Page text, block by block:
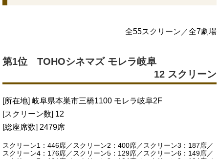
全55スクリーン／全7劇場
第1位 TOHOシネマズ モレラ岐阜
12 スクリーン
[所在地] 岐阜県本巣市三橋1100 モレラ岐阜2F
[スクリーン数] 12
[総座席数] 2479席
スクリーン1：446席／スクリーン2：400席／スクリーン3：187席／
スクリーン4：176席／スクリーン5：129席／スクリーン6：149席／